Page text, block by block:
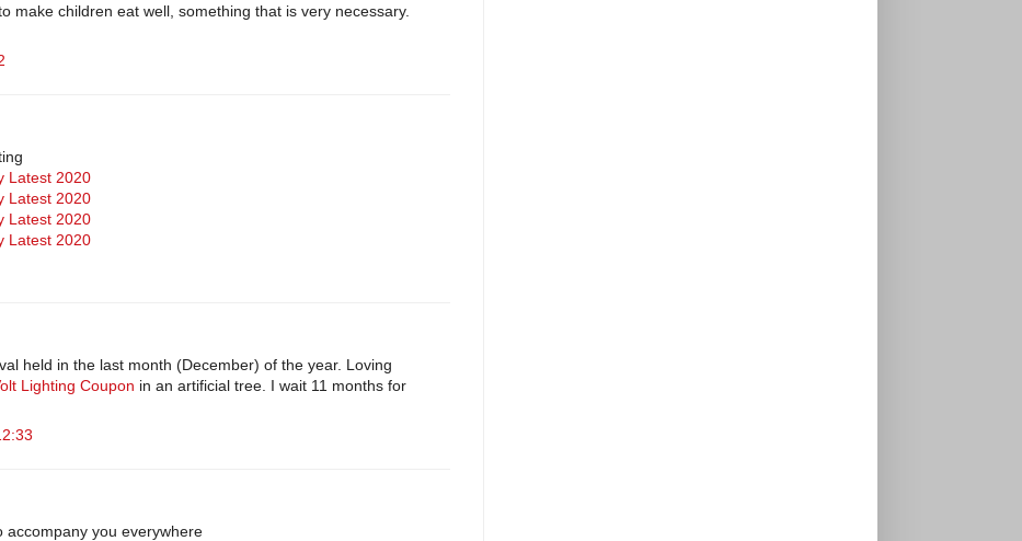
make children eat well, something that is very necessary.
Latest 2020
Latest 2020
Latest 2020
Latest 2020
held in the last month (December) of the year. Loving
Lighting Coupon in an artificial tree. I wait 11 months for
accompany you everywhere